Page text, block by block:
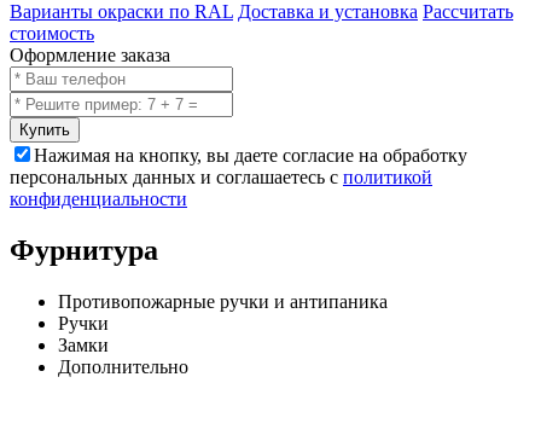
Варианты окраски по RAL Доставка и установка Рассчитать
стоимость
Оформление заказа
Купить
Нажимая на кнопку, вы даете согласие на обработку
персональных данных и соглашаетесь с политикой
конфиденциальности
Фурнитура
Противопожарные ручки и антипаника
Ручки
Замки
Дополнительно